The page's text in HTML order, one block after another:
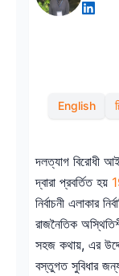
Email
English
দলত্যাগ বিরোধী
দ্বারা প্রবর্তিত হয়
নির্বাচনী এলাকার
রাজনৈতিক
সহজ কথায়, এর
বস্তুগত সুবিধার